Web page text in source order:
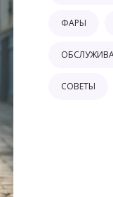
ФАРЫ
СОВЕТЫ